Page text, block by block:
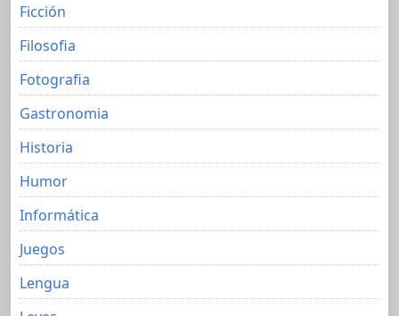
Ficción
Filosofia
Fotografia
Gastronomia
Historia
Humor
Informática
Juegos
Lengua